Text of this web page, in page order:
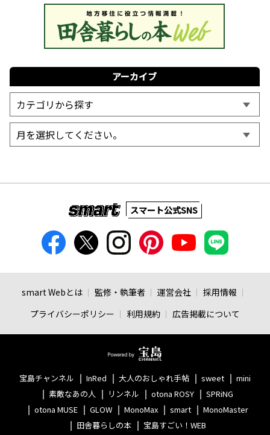
アーカイブ
スマート公式SNS
smart Webとは 監修・執筆者 運営会社
採用情報
プライバシーポリシー
利用規約 広告掲載について
宝島チャンネル InRed 大人のおしゃれ手帖 sweet
mini
素敵なあの人
リンネル otona ROSY
SPRiNG
otona MUSE
GLOW MonoMax smart
MonoMaster
田舎暮らしの本
宝島すごい！WEB